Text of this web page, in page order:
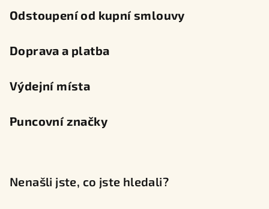
Odstoupení od kupní smlouvy
Doprava a platba
Výdejní místa
Puncovní značky
Nenašli jste, co jste hledali?